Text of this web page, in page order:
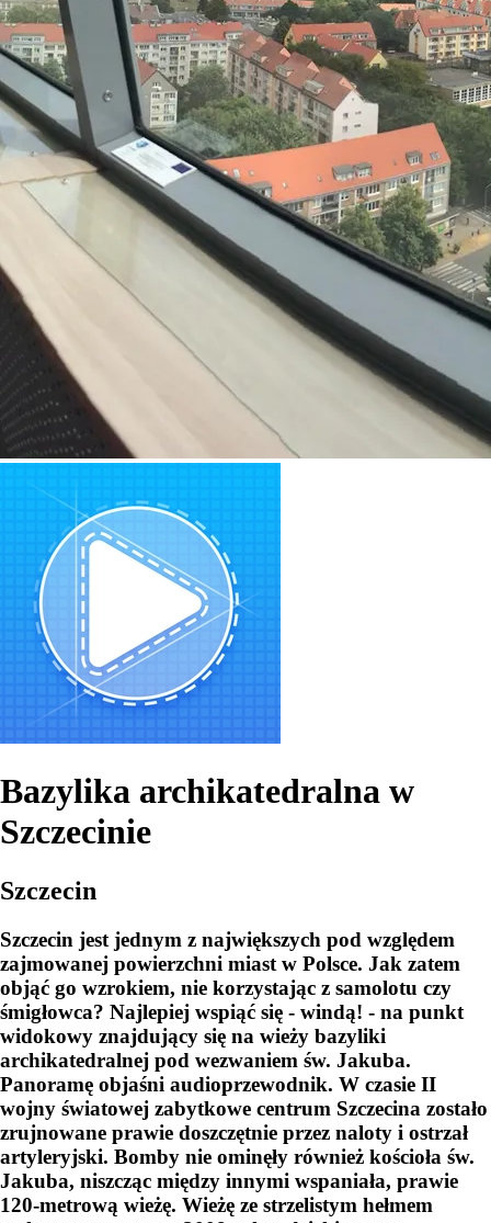
Bazylika archikatedralna w
Szczecinie
Szczecin
Szczecin jest jednym z największych pod względem
zajmowanej powierzchni miast w Polsce. Jak zatem
objąć go wzrokiem, nie korzystając z samolotu czy
śmigłowca? Najlepiej wspiąć się - windą! - na punkt
widokowy znajdujący się na wieży bazyliki
archikatedralnej pod wezwaniem św. Jakuba.
Panoramę objaśni audioprzewodnik. W czasie II
wojny światowej zabytkowe centrum Szczecina zostało
zrujnowane prawie doszczętnie przez naloty i ostrzał
artyleryjski. Bomby nie ominęły również kościoła św.
Jakuba, niszcząc między innymi wspaniała, prawie
120-metrową wieżę. Wieżę ze strzelistym hełmem